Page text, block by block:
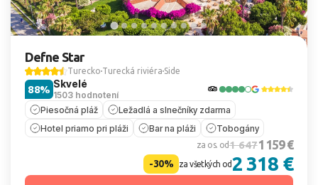
Defne Star
Turecko Turecká riviéra Side
Skvelé
1503 hodnotení
88%
Piesočná pláž
Ležadlá a slnečníky zdarma
Hotel priamo pri pláži
Bar na pláži Tobogány
za os. od1 6471 159 €
-30% za všetkých od2 318 €